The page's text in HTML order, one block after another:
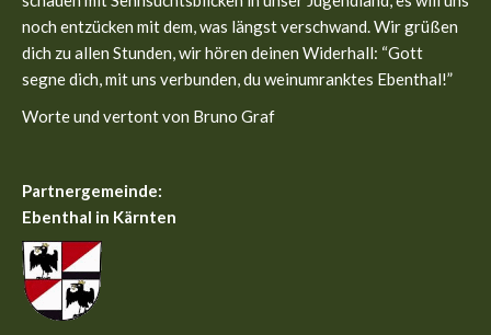
noch entzücken mit dem, was längst verschwand. Wir grüßen
dich zu allen Stunden, wir hören deinen Widerhall: “Gott
segne dich, mit uns verbunden, du weinumranktes Ebenthal!”
Worte und vertont von Bruno Graf
Partnergemeinde:
Ebenthal in Kärnten